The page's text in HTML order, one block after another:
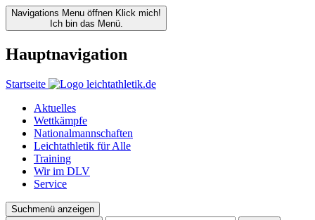
Navigations Menu öffnen Klick mich!
Ich bin das Menü.
Hauptnavigation
Startseite
Aktuelles
Wettkämpfe
Nationalmannschaften
Leichtathletik für Alle
Training
Wir im DLV
Service
Suchmenü anzeigen